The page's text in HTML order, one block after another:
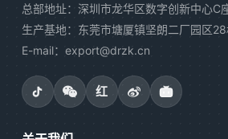
总部地址：深圳市龙华区数字创新中心C
生产基地：东莞市塘厦镇坚朗二厂园区
E-mail：export@drzk.cn
红